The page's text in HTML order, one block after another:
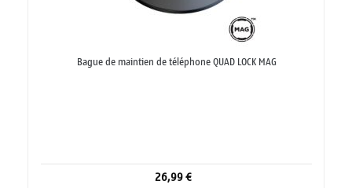
Bague de maintien de téléphone QUAD LOCK MAG
26,99 €